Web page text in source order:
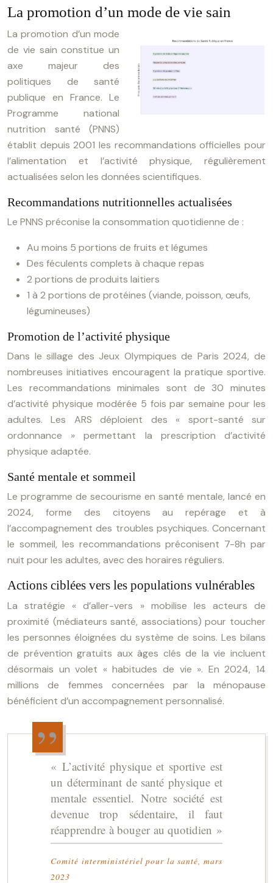
La promotion d’un mode de vie sain
La promotion d’un mode
de vie sain constitue un
axe majeur des
politiques de santé
publique en France. Le
Programme national
nutrition santé (PNNS)
établit depuis 2001 les recommandations officielles pour
l’alimentation et l’activité physique, régulièrement
actualisées selon les données scientifiques.
Recommandations nutritionnelles actualisées
Le PNNS préconise la consommation quotidienne de :
Au moins 5 portions de fruits et légumes
Des féculents complets à chaque repas
2 portions de produits laitiers
1 à 2 portions de protéines (viande, poisson, œufs,
légumineuses)
Promotion de l’activité physique
Dans le sillage des Jeux Olympiques de Paris 2024, de
nombreuses initiatives encouragent la pratique sportive.
Les recommandations minimales sont de 30 minutes
d’activité physique modérée 5 fois par semaine pour les
adultes. Les ARS déploient des « sport-santé sur
ordonnance » permettant la prescription d’activité
physique adaptée.
Santé mentale et sommeil
Le programme de secourisme en santé mentale, lancé en
2024, forme des citoyens au repérage et à
l’accompagnement des troubles psychiques. Concernant
le sommeil, les recommandations préconisent 7-8h par
nuit pour les adultes, avec des horaires réguliers.
Actions ciblées vers les populations vulnérables
La stratégie « d’aller-vers » mobilise les acteurs de
proximité (médiateurs santé, associations) pour toucher
les personnes éloignées du système de soins. Les bilans
de prévention gratuits aux âges clés de la vie incluent
désormais un volet « habitudes de vie ». En 2024, 14
millions de femmes concernées par la ménopause
bénéficient d’un accompagnement personnalisé.
« L’activité physique et sportive est
un déterminant de santé physique et
mentale essentiel. Notre société est
devenue trop sédentaire, il faut
réapprendre à bouger au quotidien »
Comité interministériel pour la santé, mars
2023